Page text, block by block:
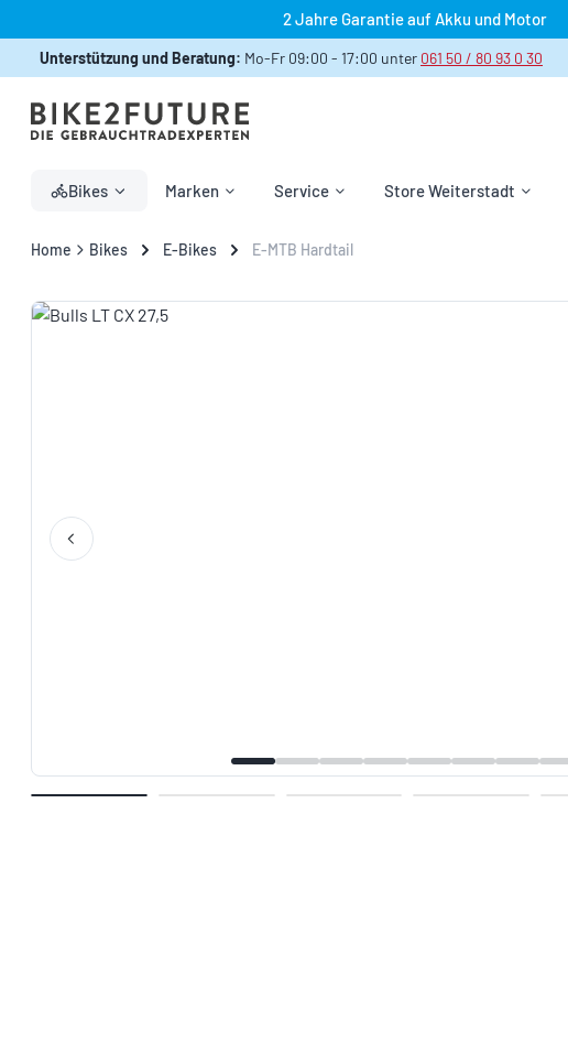
2 Jahre Garantie auf Akku und Motor
Unterstützung und Beratung: Mo-Fr 09:00 - 17:00 unter 061 50 / 80 93 0 30
Bikes Marken Service Store Weiterstadt
Home Bikes E-Bikes E-MTB Hardtail
Bildergalerie überspringen